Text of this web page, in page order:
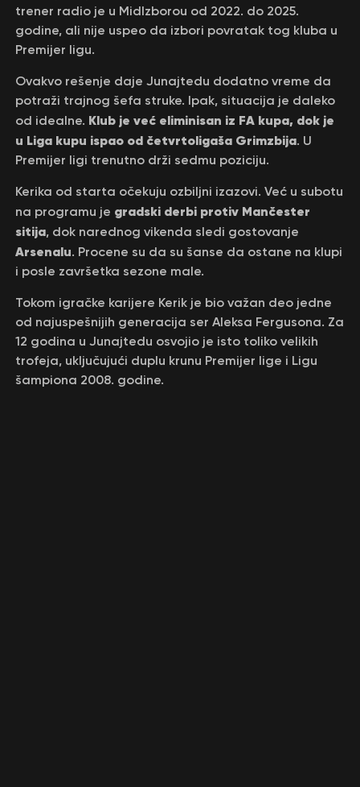
trener radio je u Midlzborou od 2022. do 2025.
godine, ali nije uspeo da izbori povratak tog kluba u
Premijer ligu.
Ovakvo rešenje daje Junajtedu dodatno vreme da
potraži trajnog šefa struke. Ipak, situacija je daleko
od idealne. Klub je već eliminisan iz FA kupa, dok je
u Liga kupu ispao od četvrtoligaša Grimzbija. U
Premijer ligi trenutno drži sedmu poziciju.
Kerika od starta očekuju ozbiljni izazovi. Već u subotu
na programu je gradski derbi protiv Mančester
sitija, dok narednog vikenda sledi gostovanje
Arsenalu. Procene su da su šanse da ostane na klupi
i posle završetka sezone male.
Tokom igračke karijere Kerik je bio važan deo jedne
od najuspešnijih generacija ser Aleksa Fergusona. Za
12 godina u Junajtedu osvojio je isto toliko velikih
trofeja, uključujući duplu krunu Premijer lige i Ligu
šampiona 2008. godine.